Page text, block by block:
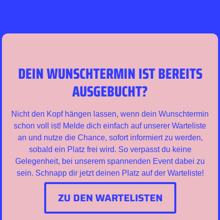
DEIN WUNSCHTERMIN IST BEREITS
AUSGEBUCHT?
Nicht den Kopf hängen lassen, wenn dein Wunschtermin
schon voll ist! Melde dich einfach auf unserer Warteliste
an und nutze die Chance, sofort informiert zu werden,
sobald ein Platz frei wird. So verpasst du keine
Gelegenheit, bei unserem spannenden Event dabei zu
sein. Schnapp dir jetzt deinen Platz auf der Warteliste!
ZU DEN WARTELISTEN